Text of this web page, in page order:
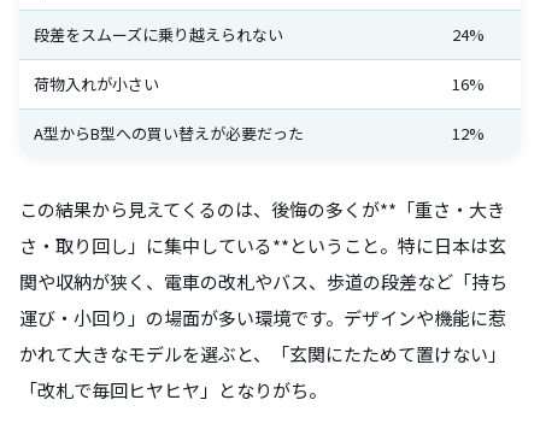
段差をスムーズに乗り越えられない 24%
荷物入れが小さい 16%
A型からB型への買い替えが必要だった 12%
この結果から見えてくるのは、後悔の多くが**「重さ・大き
さ・取り回し」に集中している**ということ。特に日本は玄
関や収納が狭く、電車の改札やバス、歩道の段差など「持ち
運び・小回り」の場面が多い環境です。デザインや機能に惹
かれて大きなモデルを選ぶと、「玄関にたためて置けない」
「改札で毎回ヒヤヒヤ」となりがち。